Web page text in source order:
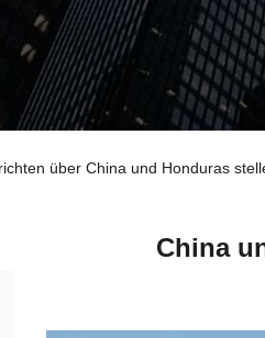
über China und Honduras
China